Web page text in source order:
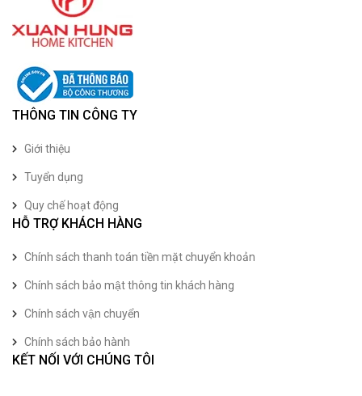
THÔNG TIN CÔNG TY
Giới thiệu
Tuyển dụng
Quy chế hoạt động
HỖ TRỢ KHÁCH HÀNG
Chính sách thanh toán tiền mặt chuyển khoản
Chính sách bảo mật thông tin khách hàng
Chính sách vận chuyển
Chính sách bảo hành
KẾT NỐI VỚI CHÚNG TÔI